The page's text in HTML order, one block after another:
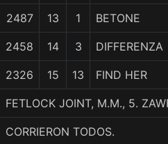
2487 13 1 BETONE
2458 14 3 DIFFERENZA
2326 15 13 FIND HER
FETLOCK JOINT, M.M., 5.
CORRIERON TODOS.